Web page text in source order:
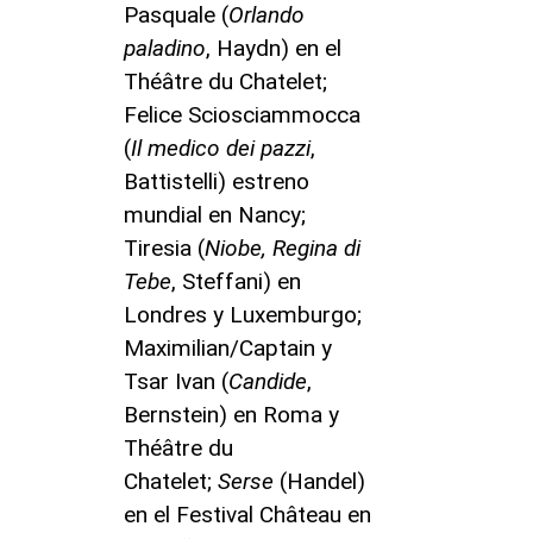
Pasquale (Orlando
paladino, Haydn) en el
Théâtre du Chatelet;
Felice Sciosciammocca
(Il medico dei pazzi,
Battistelli) estreno
mundial en Nancy;
Tiresia (Niobe, Regina di
Tebe, Steffani) en
Londres y Luxemburgo;
Maximilian/Captain y
Tsar Ivan (Candide,
Bernstein) en Roma y
Théâtre du
Chatelet; Serse (Handel)
en el Festival Château en